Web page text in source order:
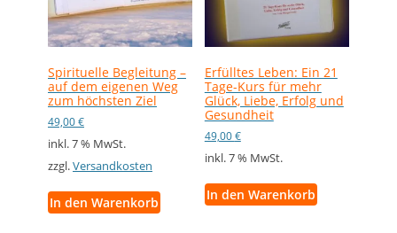
Spirituelle Begleitung –
auf dem eigenen Weg
zum höchsten Ziel
49,00€
inkl. 7 % MwSt.
zzgl.Versandkosten
In den Warenkorb
Erfülltes Leben: Ein 21
Tage-Kurs für mehr
Glück, Liebe, Erfolg und
Gesundheit
49,00€
inkl. 7 % MwSt.
In den Warenkorb